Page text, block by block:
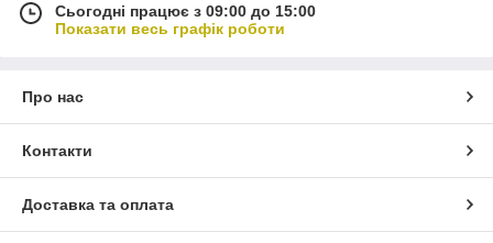
Сьогодні працює з 09:00 до 15:00
Показати весь графік роботи
Про нас
Контакти
Доставка та оплата